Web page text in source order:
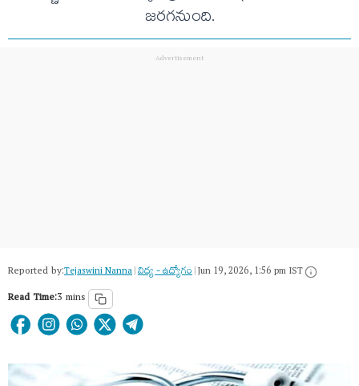
జరగనుంది.
Reported by:Tejaswini Nanna|విద్య - ఉద్యోగం|Jun 19, 2026, 1:56 pm IST
Read Time:3 mins